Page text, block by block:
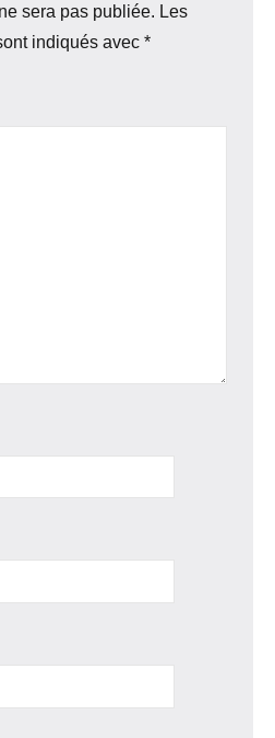
sera pas publiée. Les
indiqués avec *